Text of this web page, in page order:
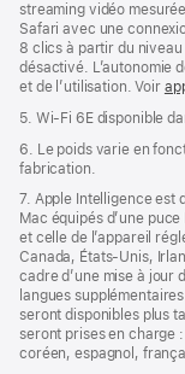
streaming vidéo
Safari avec une
8 clics à partir du
désactivé. L’autonomie
et de l’utilisation. Voir
5. Wi-Fi 6E disponible
6. Le poids varie en
fabrication.
7. Apple Intelligence est
Mac équipés d’une
et celle de l’appareil
Canada, États-Unis,
cadre d’une mise à jour
langues
seront disponibles plus
seront prises en charge
coréen, espagnol,